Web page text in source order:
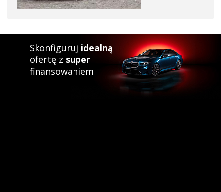
Skonfiguruj idealną
ofertę z super
finansowaniem